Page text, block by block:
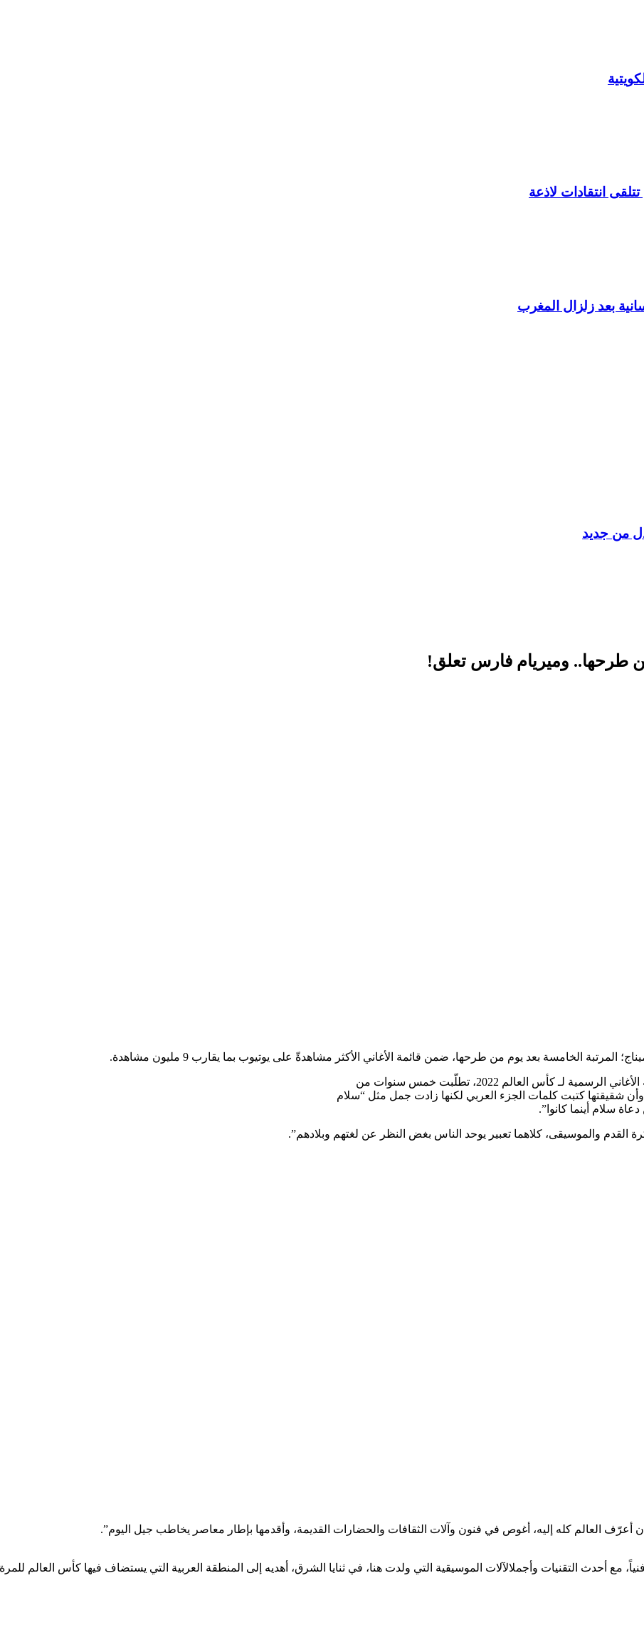
انتقادات لاذعة
بعد زلزال المغرب
من جديد
الخامسة بعد يوم من طرحها، ضمن قائمة الأغاني الأكثر مشاهدةّ على يوتيوب بما يقارب 9 مليون مشاهدة.
وصرحّت ميريام ل etبالعربي أن هذه الأغنية التي أطلقت ضمن قائمة الأغاني الرسمية لـ كأس العالم 2022، تطلّبت خمس سنوات من
وأن شقيقتها كتبت كلمات الجزء العربي لكنها زادت جمل مثل “سلام
سلام أينما كانوا”.
والموسيقى، كلاهما تعبير يوحد الناس بغض النظر عن لغتهم وبلادهم”.
أعرّف العالم كله إليه، أغوص في فنون وآلات الثقافات والحضارات القديمة، وأقدمها بإطار معاصر يخاطب جيل اليوم”.
“هذا العرض الفني الاستثنائي اليوم يتضمن 50 راقصاً و50 عازفاً و30 فنياً، مع أحدث التقنيات وأجملالآلات الموسيقية التي ولدت هنا، في ثنايا الشرق، أهديه إلى المنطقة العربية التي يستضاف فيها كأس